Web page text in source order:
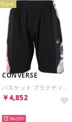
Store
CONVERSE
バスケット プラクティスパンツ ポケット付き CB252859 （1919 ブラック×ブラック）
￥4,852
9%